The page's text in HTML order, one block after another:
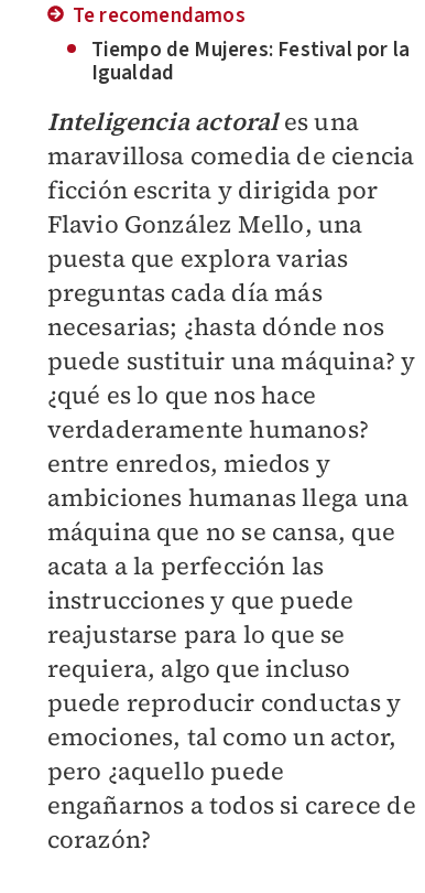
Te recomendamos
Tiempo de Mujeres: Festival por la
Igualdad
Inteligencia actorales una
maravillosa comedia de ciencia
ficción escrita y dirigida por
Flavio González Mello, una
puesta que explora varias
preguntas cada día más
necesarias; ¿hasta dónde nos
puede sustituir una máquina? y
¿qué es lo que nos hace
verdaderamente humanos?
entre enredos, miedos y
ambiciones humanas llega una
máquina que no se cansa, que
acata a la perfección las
instrucciones y que puede
reajustarse para lo que se
requiera, algo que incluso
puede reproducir conductas y
emociones, tal como un actor,
pero ¿aquello puede
engañarnos a todos si carece de
corazón?